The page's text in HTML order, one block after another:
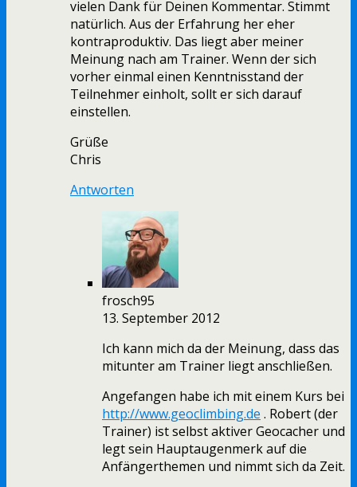
vielen Dank für Deinen Kommentar. Stimmt
natürlich. Aus der Erfahrung her eher
kontraproduktiv. Das liegt aber meiner
Meinung nach am Trainer. Wenn der sich
vorher einmal einen Kenntnisstand der
Teilnehmer einholt, sollt er sich darauf
einstellen.
Grüße
Chris
Antworten
frosch95
13. September 2012
Ich kann mich da der Meinung, dass das
mitunter am Trainer liegt anschließen.
Angefangen habe ich mit einem Kurs bei
http://www.geoclimbing.de . Robert (der
Trainer) ist selbst aktiver Geocacher und
legt sein Hauptaugenmerk auf die
Anfängerthemen und nimmt sich da Zeit.